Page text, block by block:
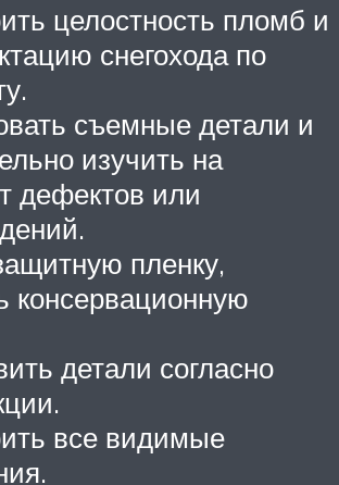
целостность пломб и
снегохода по
съемные детали и
изучить на
дефектов или
пленку,
консервационную
детали согласно
все видимые